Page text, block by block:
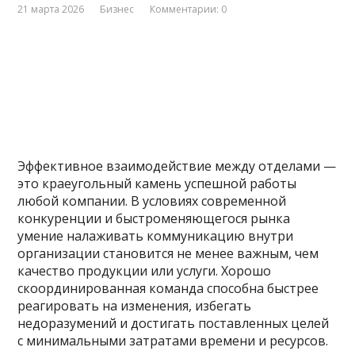
21 марта 2026 Бизнес Комментарии: 0
Эффективное взаимодействие между отделами —
это краеугольный камень успешной работы
любой компании. В условиях современной
конкуренции и быстроменяющегося рынка
умение налаживать коммуникацию внутри
организации становится не менее важным, чем
качество продукции или услуги. Хорошо
скоординированная команда способна быстрее
реагировать на изменения, избегать
недоразумений и достигать поставленных целей
с минимальными затратами времени и ресурсов.